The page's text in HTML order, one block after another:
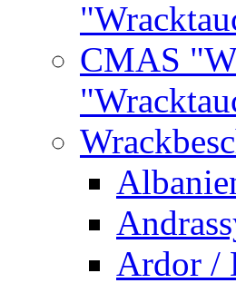
CMAS
Ardor /